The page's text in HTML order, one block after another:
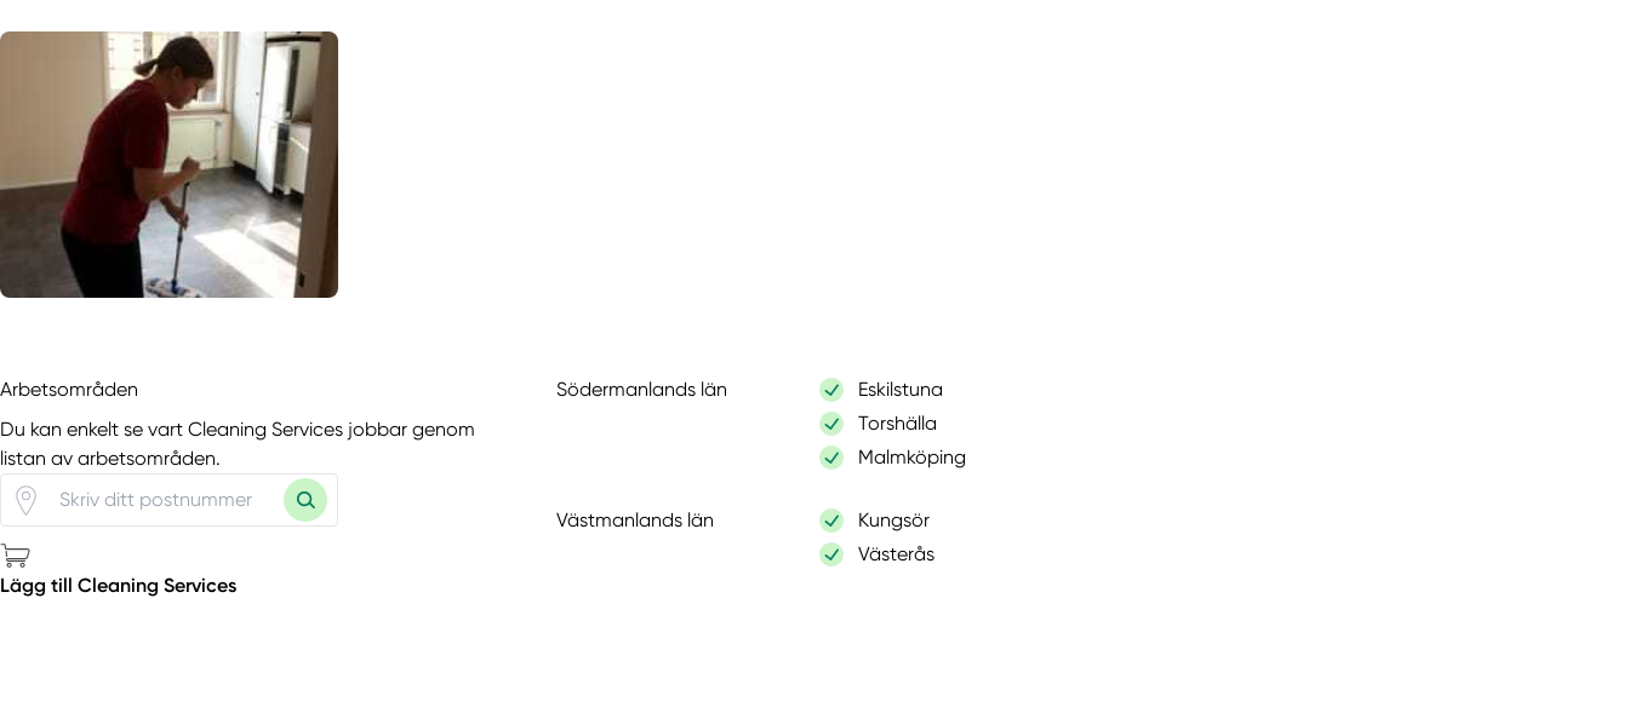
Arbetsområden
Du kan enkelt se vart Cleaning Services jobbar genom
listan av arbetsområden.
Lägg till Cleaning Services
Södermanlands län
Eskilstuna
Torshälla
Malmköping
Västmanlands län
Kungsör
Västerås